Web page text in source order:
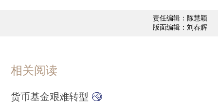
责任编辑：陈慧颖
版面编辑：刘春辉
相关阅读
货币基金艰难转型